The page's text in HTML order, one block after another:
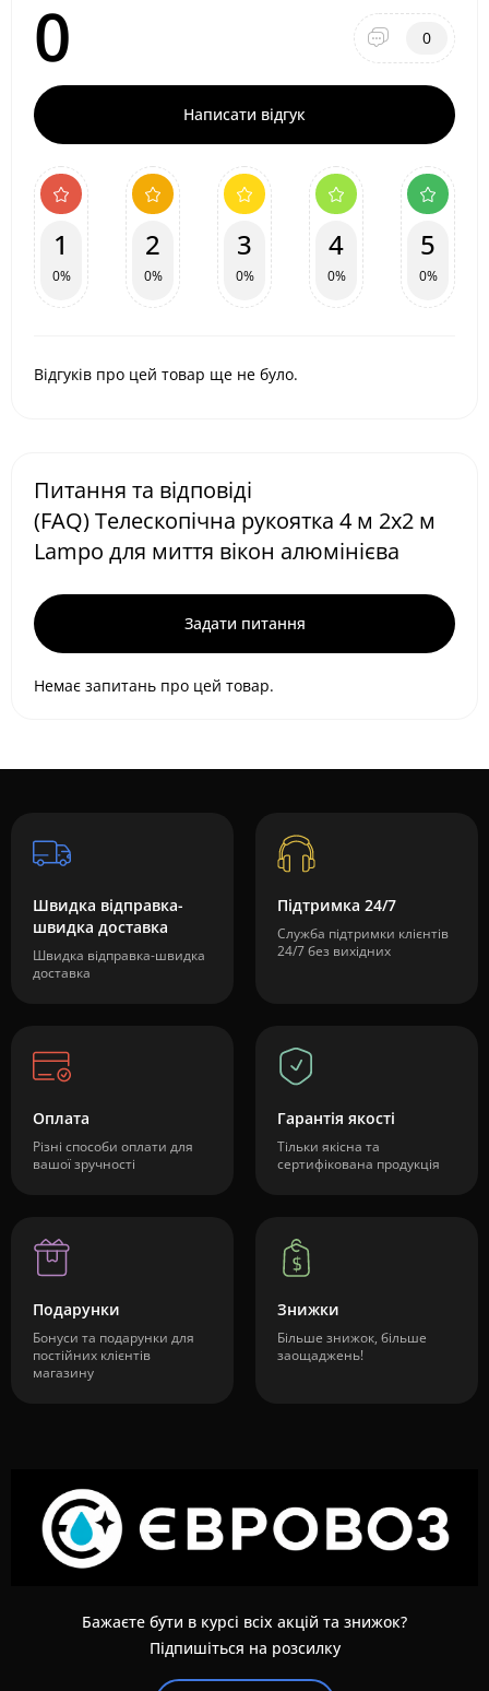
0 0
Написати відгук
1
0%
2
0%
3
0%
4
0%
5
0%
Відгуків про цей товар ще не було.
Питання та відповіді
(FAQ) Телескопічна рукоятка 4 м 2х2 м
Lampo для миття вікон алюмінієва
Задати питання
Немає запитань про цей товар.
Швидка відправка-
швидка доставка
Швидка відправка-швидка
доставка
Підтримка 24/7
Служба підтримки клієнтів
24/7 без вихідних
Оплата
Різні способи оплати для
вашої зручності
Гарантія якості
Тільки якісна та
сертифікована продукція
Подарунки
Бонуси та подарунки для
постійних клієнтів
магазину
Знижки
Більше знижок, більше
заощаджень!
Бажаєте бути в курсі всіх акцій та знижок?
Підпишіться на розсилку